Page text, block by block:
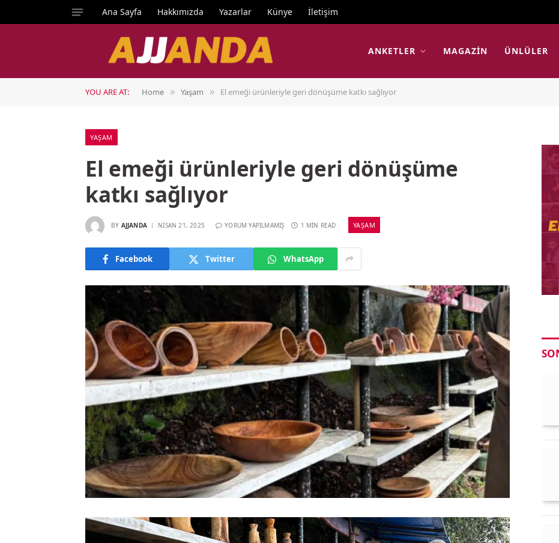
Ana Sayfa Hakkımızda Yazarlar Künye İletişim
ANKETLER MAGAZIN ÜNLÜLER
YOU ARE AT: Home » Yaşam » El emeği ürünleriyle geri dönüşüme katkı sağlıyor
YAŞAM
El emeği ürünleriyle geri dönüşüme
katkı sağlıyor
BY AJJANDA NISAN 21, 2025 YORUM YAPILMAMIŞ 1 MIN READ YAŞAM
Facebook Twitter WhatsApp